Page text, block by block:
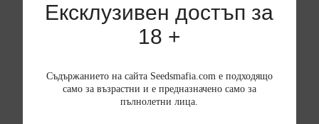
Ексклузивен достъп за
18 +
Съдържанието на сайта Seedsmafia.com е подходящо
само за възрастни и е предназначено само за
пълнолетни лица.